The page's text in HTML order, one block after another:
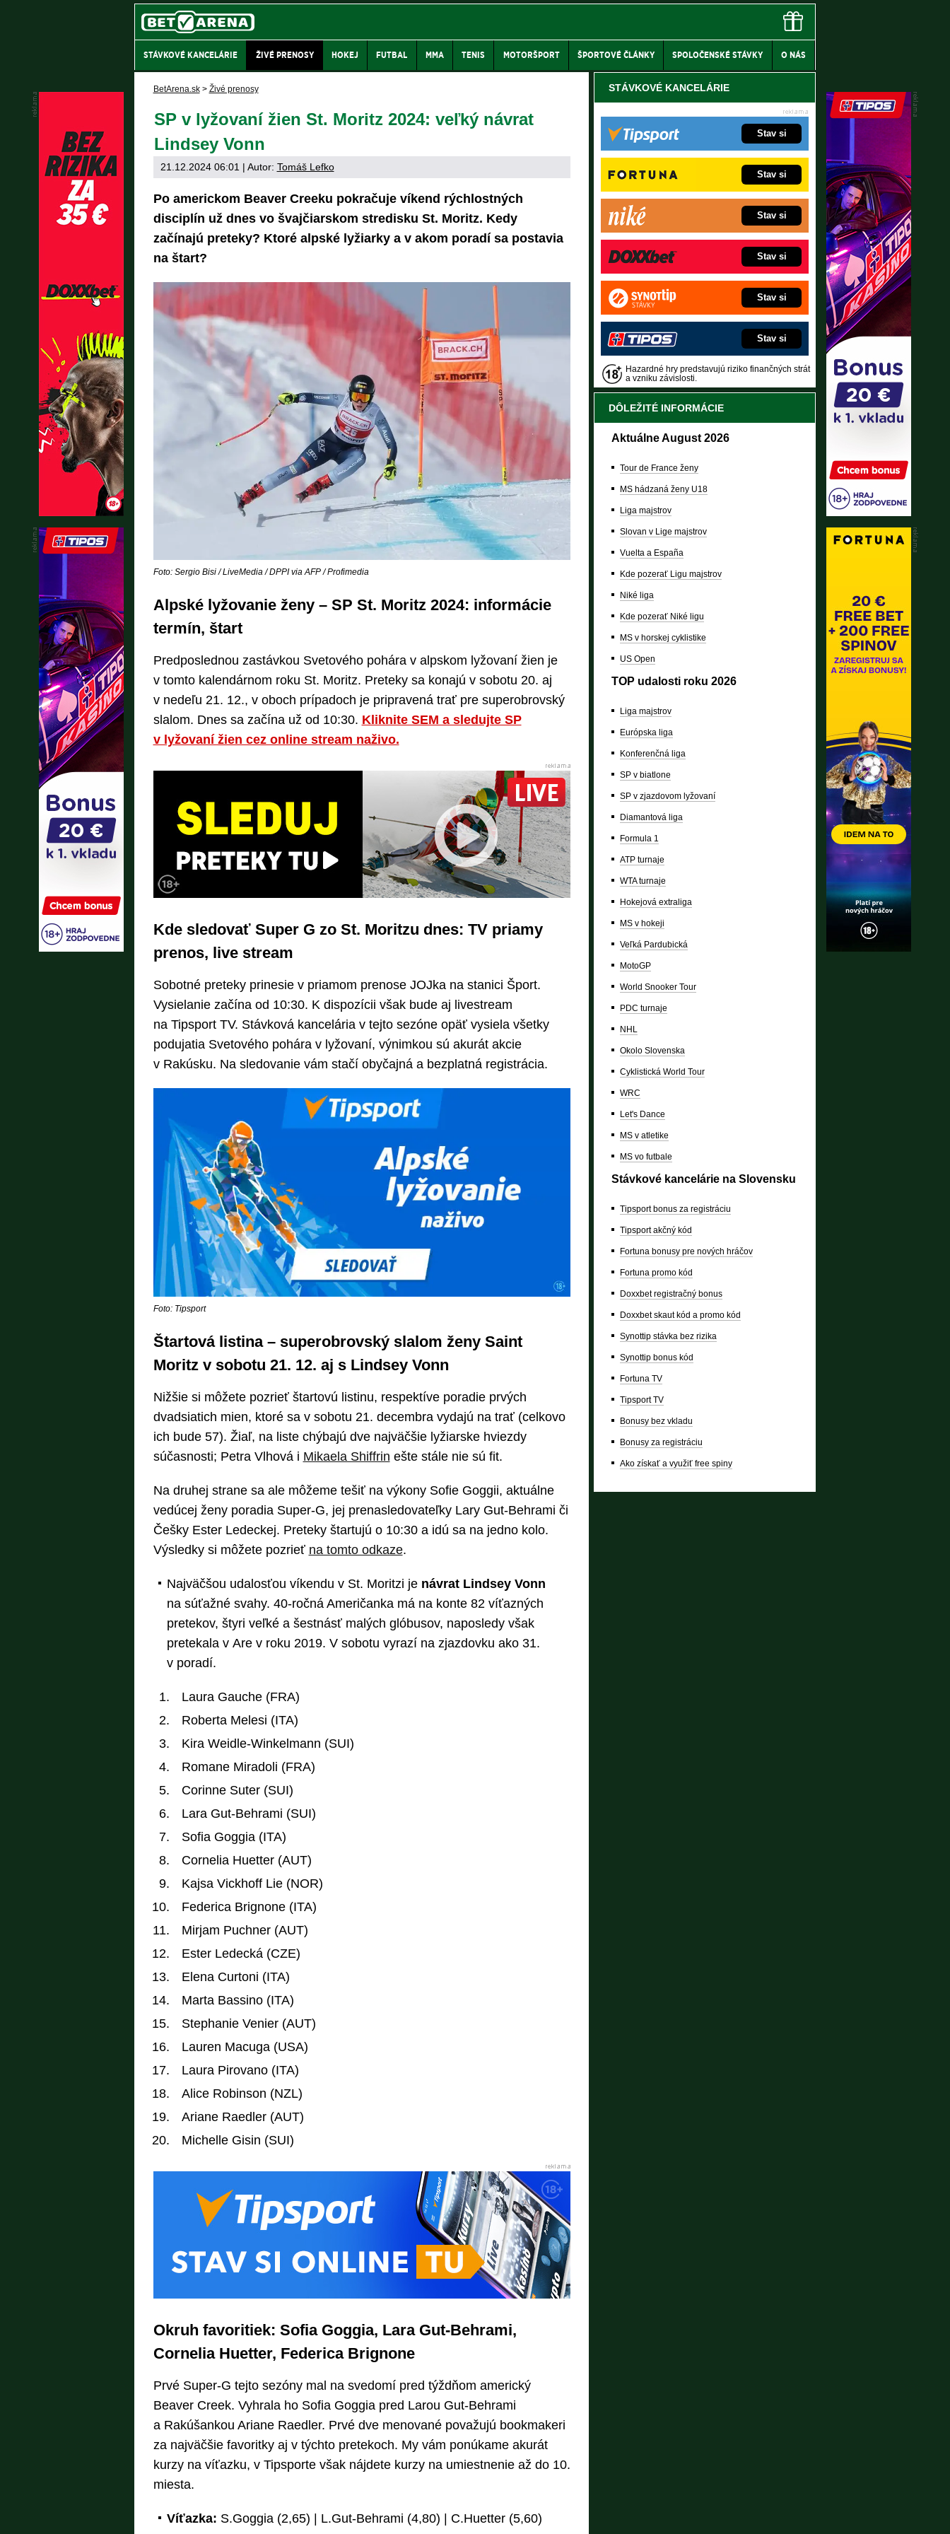
STÁVKOVÉ KANCELÁRIE ŽIVÉ PRENOSY HOKEJ FUTBAL MMA TENIS MOTORŠPORT ŠPORTOVÉ ČLÁNKY SPOLOČENSKÉ STÁVKY O NÁS
BetArena.sk > Živé prenosy
SP v lyžovaní žien St. Moritz 2024: veľký návrat
Lindsey Vonn
21.12.2024 06:01 | Autor: Tomáš Lefko
Po americkom Beaver Creeku pokračuje víkend rýchlostných
disciplín už dnes vo švajčiarskom stredisku St. Moritz. Kedy
začínajú preteky? Ktoré alpské lyžiarky a v akom poradí sa postavia
na štart?
Foto: Sergio Bisi / LiveMedia / DPPI via AFP / Profimedia
Alpské lyžovanie ženy – SP St. Moritz 2024: informácie
termín, štart
Predposlednou zastávkou Svetového pohára v alpskom lyžovaní žien je
v tomto kalendárnom roku St. Moritz. Preteky sa konajú v sobotu 20. aj
v nedeľu 21. 12., v oboch prípadoch je pripravená trať pre superobrovský
slalom. Dnes sa začína už od 10:30. Kliknite SEM a sledujte SP
v lyžovaní žien cez online stream naživo.
Kde sledovať Super G zo St. Moritzu dnes: TV priamy
prenos, live stream
Sobotné preteky prinesie v priamom prenose JOJka na stanici Šport.
Vysielanie začína od 10:30. K dispozícii však bude aj livestream
na Tipsport TV. Stávková kancelária v tejto sezóne opäť vysiela všetky
podujatia Svetového pohára v lyžovaní, výnimkou sú akurát akcie
v Rakúsku. Na sledovanie vám stačí obyčajná a bezplatná registrácia.
Foto: Tipsport
Štartová listina – superobrovský slalom ženy Saint
Moritz v sobotu 21. 12. aj s Lindsey Vonn
Nižšie si môžete pozrieť štartovú listinu, respektíve poradie prvých
dvadsiatich mien, ktoré sa v sobotu 21. decembra vydajú na trať (celkovo
ich bude 57). Žiaľ, na liste chýbajú dve najväčšie lyžiarske hviezdy
súčasnosti; Petra Vlhová i Mikaela Shiffrin ešte stále nie sú fit.
Na druhej strane sa ale môžeme tešiť na výkony Sofie Goggii, aktuálne
vedúcej ženy poradia Super-G, jej prenasledovateľky Lary Gut-Behrami či
Češky Ester Ledeckej. Preteky štartujú o 10:30 a idú sa na jedno kolo.
Výsledky si môžete pozrieť na tomto odkaze.
Najväčšou udalosťou víkendu v St. Moritzi je návrat Lindsey Vonn
na súťažné svahy. 40-ročná Američanka má na konte 82 víťazných
pretekov, štyri veľké a šestnásť malých glóbusov, naposledy však
pretekala v Are v roku 2019. V sobotu vyrazí na zjazdovku ako 31.
v poradí.
Laura Gauche (FRA)
Roberta Melesi (ITA)
Kira Weidle-Winkelmann (SUI)
Romane Miradoli (FRA)
Corinne Suter (SUI)
Lara Gut-Behrami (SUI)
Sofia Goggia (ITA)
Cornelia Huetter (AUT)
Kajsa Vickhoff Lie (NOR)
Federica Brignone (ITA)
Mirjam Puchner (AUT)
Ester Ledecká (CZE)
Elena Curtoni (ITA)
Marta Bassino (ITA)
Stephanie Venier (AUT)
Lauren Macuga (USA)
Laura Pirovano (ITA)
Alice Robinson (NZL)
Ariane Raedler (AUT)
Michelle Gisin (SUI)
Okruh favoritiek: Sofia Goggia, Lara Gut-Behrami,
Cornelia Huetter, Federica Brignone
Prvé Super-G tejto sezóny mal na svedomí pred týždňom americký
Beaver Creek. Vyhrala ho Sofia Goggia pred Larou Gut-Behrami
a Rakúšankou Ariane Raedler. Prvé dve menované považujú bookmakeri
za najväčšie favoritky aj v týchto pretekoch. My vám ponúkame akurát
kurzy na víťazku, v Tipsporte však nájdete kurzy na umiestnenie až do 10.
miesta.
Víťazka: S.Goggia (2,65) | L.Gut-Behrami (4,80) | C.Huetter (5,60)
STÁVKOVÉ KANCELÁRIE
Stav si
Stav si
Stav si
Stav si
Stav si
Stav si
Hazardné hry predstavujú riziko finančných strát
a vzniku závislosti.
DÔLEŽITÉ INFORMÁCIE
Aktuálne August 2026
Tour de France ženy
MS hádzaná ženy U18
Liga majstrov
Slovan v Lige majstrov
Vuelta a España
Kde pozerať Ligu majstrov
Niké liga
Kde pozerať Niké ligu
MS v horskej cyklistike
US Open
TOP udalosti roku 2026
Liga majstrov
Európska liga
Konferenčná liga
SP v biatlone
SP v zjazdovom lyžovaní
Diamantová liga
Formula 1
ATP turnaje
WTA turnaje
Hokejová extraliga
MS v hokeji
Veľká Pardubická
MotoGP
World Snooker Tour
PDC turnaje
NHL
Okolo Slovenska
Cyklistická World Tour
WRC
Let's Dance
MS v atletike
MS vo futbale
Stávkové kancelárie na Slovensku
Tipsport bonus za registráciu
Tipsport akčný kód
Fortuna bonusy pre nových hráčov
Fortuna promo kód
Doxxbet registračný bonus
Doxxbet skaut kód a promo kód
Synottip stávka bez rizika
Synottip bonus kód
Fortuna TV
Tipsport TV
Bonusy bez vkladu
Bonusy za registráciu
Ako získať a využiť free spiny